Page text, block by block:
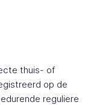
thuis- of
op de
reguliere